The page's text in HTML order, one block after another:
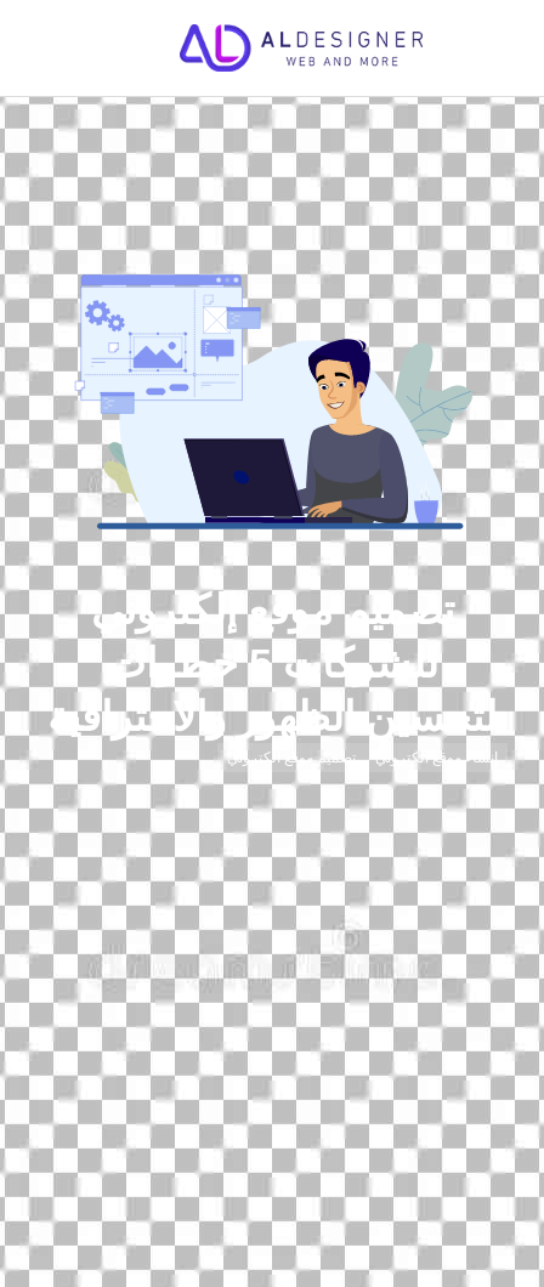
تصميم موقع إلكتروني
للشركات 5 خطوات
لتحسين الظهور والاحترافية
إنشاء موقع الكتروني تصميم موقع الكتروني